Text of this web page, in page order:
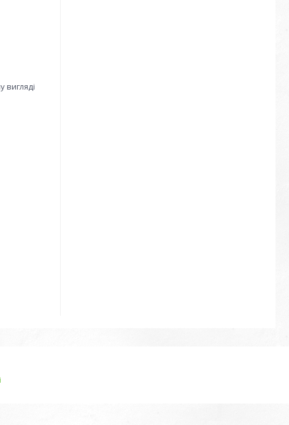
вигляді